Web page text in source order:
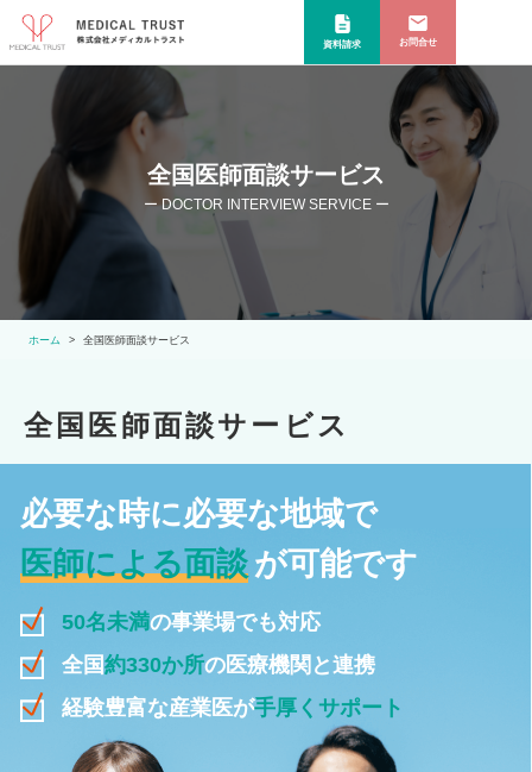
資料請求 お問合せ
全国医師面談サービス
ー DOCTOR INTERVIEW SERVICE ー
ホーム 全国医師面談サービス
全国医師面談サービス
必要な時に必要な地域で
医師による面談 が可能です
50名未満の事業場でも対応
全国約330か所の医療機関と連携
経験豊富な産業医が手厚くサポート